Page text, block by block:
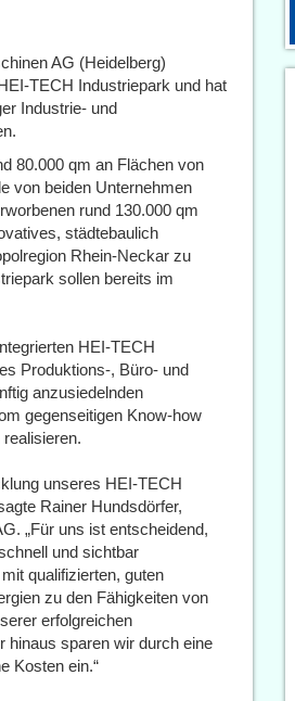
AG (Heidelberg)
TECH Industriepark und hat
Industrie- und
80.000 qm an Flächen von
von beiden Unternehmen
rund 130.000 qm
städtebaulich
Rhein-Neckar zu
sollen bereits im
HEI-TECH
Produktions-, Büro- und
anzusiedelnden
gegenseitigen Know-how
unseres HEI-TECH
Rainer Hundsdörfer,
„Für uns ist entscheidend,
und sichtbar
qualifizierten, guten
zu den Fähigkeiten von
erfolgreichen
hinaus sparen wir durch eine
Kosten ein.“